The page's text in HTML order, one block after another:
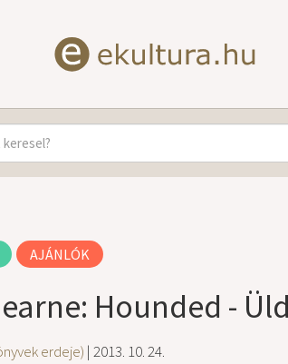
AJÁNLÓK
Hounded -
erdeje) | 2013. 10. 24.